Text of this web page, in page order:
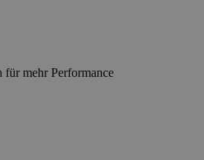
für mehr Performance